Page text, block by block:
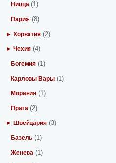
Ницца (1)
Париж (8)
► Хорватия (2)
► Чехия (4)
Богемия (1)
Карловы Вары (1)
Моравия (1)
Прага (2)
► Швейцария (3)
Базель (1)
Женева (1)